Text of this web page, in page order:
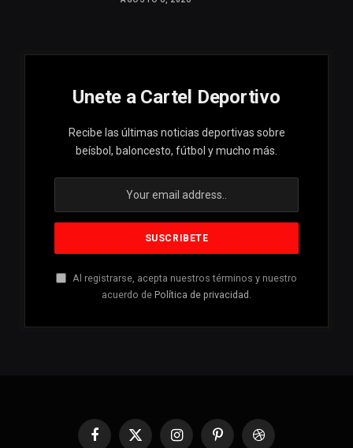
Unete a Cartel Deportivo
Recibe las últimas noticias deportivas sobre
beísbol, baloncesto, fútbol y mucho más.
Al registrarse, acepta nuestros términos y nuestro
acuerdo de Política de privacidad .
Facebook
X InstagramPinterestDribbble